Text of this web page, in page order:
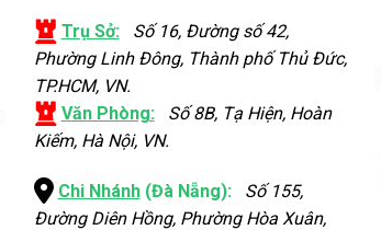
Trụ Sở:Số 16, Đường số 42,
Phường Linh Đông, Thành phố Thủ Đức,
TP.HCM, VN.
Văn Phòng:Số 8B, Tạ Hiện, Hoàn
Kiếm, Hà Nội, VN.
Chi Nhánh(Đà Nẵng):Số 155,
Đường Diên Hồng, Phường Hòa Xuân,